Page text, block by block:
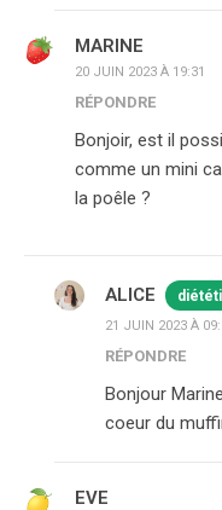
MARINE
20 JUIN 2023 À 19:31
RÉPONDRE
Bonjoir, est il
comme un mini
la poêle ?
ALICE
21 JUIN 2023 À
RÉPONDRE
Bonjour
coeur du
EVE